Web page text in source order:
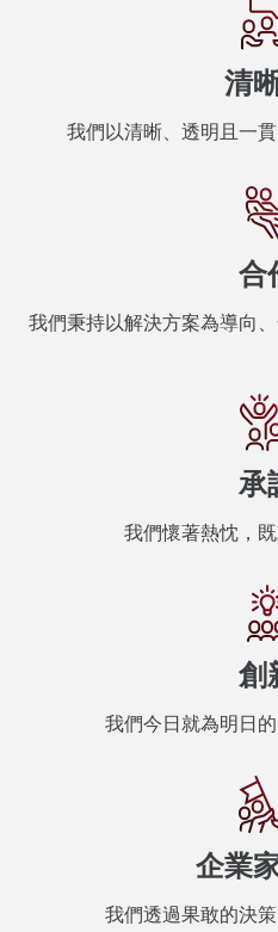
清
我們以清晰、透明且一
合
我們秉持以解決方案為導向
承
我們懷著熱忱，
創
我們今日就為明日
企業
我們透過果敢的決